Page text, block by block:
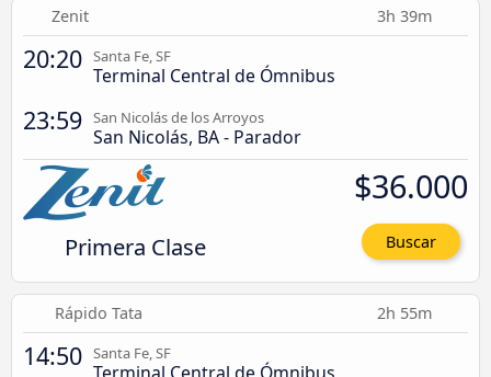
Zenit 3h 39m
20:20 Santa Fe, SF
Terminal Central de Ómnibus
23:59 San Nicolás de los Arroyos
San Nicolás, BA - Parador
Primera Clase
$36.000
Buscar
Rápido Tata 2h 55m
14:50 Santa Fe, SF